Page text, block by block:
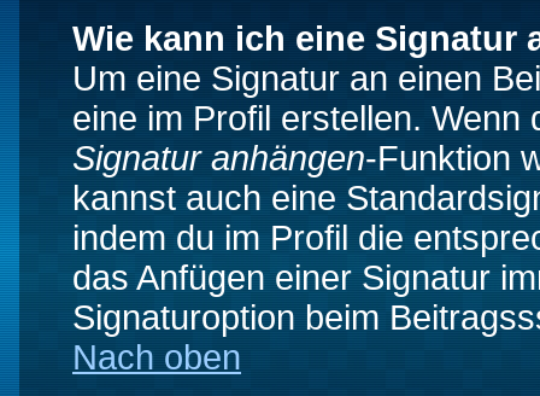
Wie kann ich eine Signatur
Um eine Signatur an einen
eine im Profil erstellen.
Signatur anhängen-Funktion
kannst auch eine
indem du im Profil die
das Anfügen einer Signatur
Signaturoption beim
Nach oben